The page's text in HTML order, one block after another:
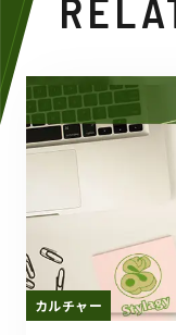
カルチャー